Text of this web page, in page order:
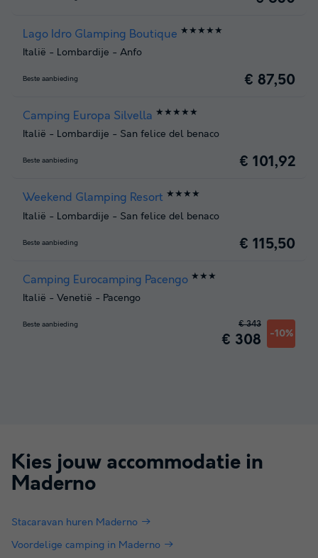
Lago Idro Glamping Boutique ★★★★★
Italië - Lombardije - Anfo
Beste aanbieding € 87,50
Camping Europa Silvella ★★★★★
Italië - Lombardije - San felice del benaco
Beste aanbieding € 101,92
Weekend Glamping Resort ★★★★
Italië - Lombardije - San felice del benaco
Beste aanbieding € 115,50
Camping Eurocamping Pacengo ★★★
Italië - Venetië - Pacengo
Beste aanbieding
€ 308 -10%
€ 343
Kies jouw accommodatie in
Maderno
Stacaravan huren Maderno
Voordelige camping in Maderno